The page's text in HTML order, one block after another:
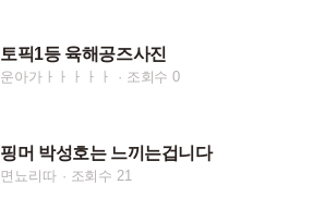
토픽1등 육해공즈사진
운아가ㅏㅏㅏㅏㅏ 조회수 0
핑머 박성호는 느끼는겁니다
면뇨리따 조회수 21